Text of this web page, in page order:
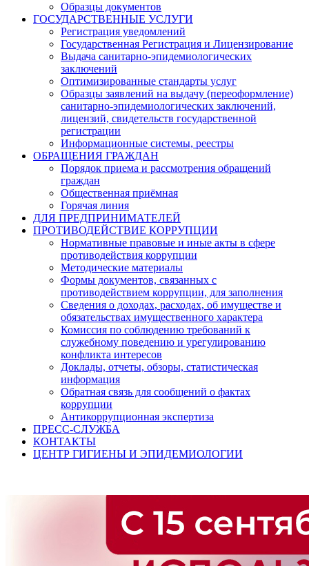
Образцы документов
ГОСУДАРСТВЕННЫЕ УСЛУГИ
Регистрация уведомлений
Государственная Регистрация и Лицензирование
Выдача санитарно-эпидемиологических
заключений
Оптимизированные стандарты услуг
Образцы заявлений на выдачу (переоформление)
санитарно-эпидемиологических заключений,
лицензий, свидетельств государственной
регистрации
Информационные системы, реестры
ОБРАЩЕНИЯ ГРАЖДАН
Порядок приема и рассмотрения обращений
граждан
Общественная приёмная
Горячая линия
ДЛЯ ПРЕДПРИНИМАТЕЛЕЙ
ПРОТИВОДЕЙСТВИЕ КОРРУПЦИИ
Нормативные правовые и иные акты в сфере
противодействия коррупции
Методические материалы
Формы документов, связанных с
противодействием коррупции, для заполнения
Сведения о доходах, расходах, об имуществе и
обязательствах имущественного характера
Комиссия по соблюдению требований к
служебному поведению и урегулированию
конфликта интересов
Доклады, отчеты, обзоры, статистическая
информация
Обратная связь для сообщений о фактах
коррупции
Антикоррупционная экспертиза
ПРЕСС-СЛУЖБА
КОНТАКТЫ
ЦЕНТР ГИГИЕНЫ И ЭПИДЕМИОЛОГИИ